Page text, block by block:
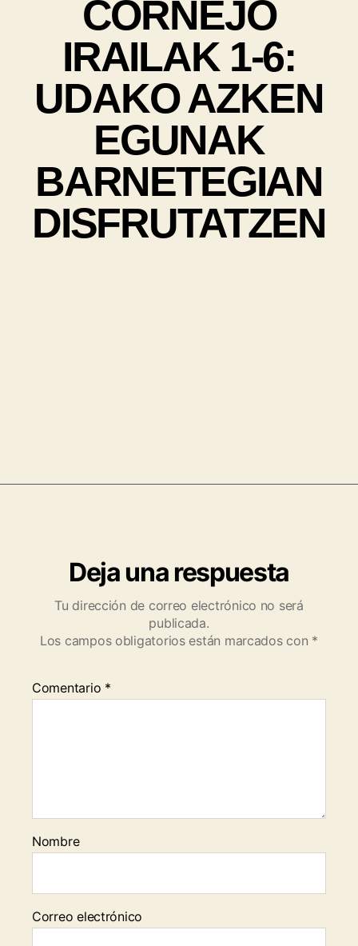
CORNEJO
IRAILAK 1-6:
UDAKO AZKEN
EGUNAK
BARNETEGIAN
DISFRUTATZEN
Deja una respuesta
Tu dirección de correo electrónico no será
publicada.
Los campos obligatorios están marcados con *
Comentario *
Nombre
Correo electrónico